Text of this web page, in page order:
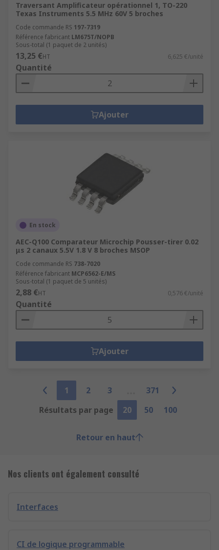
Traversant Amplificateur opérationnel 1, TO-220
Texas Instruments 5.5 MHz 60V 5 broches
Code commande RS 197-7319
Référence fabricant LM675T/NOPB
Sous-total (1 paquet de 2 unités)
13,25 €HT 6,625 €/unité
Quantité
Ajouter
En stock
AEC-Q100 Comparateur Microchip Pousser-tirer 0.02
μs 2 canaux 5.5V 1.8 V 8 broches MSOP
Code commande RS 738-7020
Référence fabricant MCP6562-E/MS
Sous-total (1 paquet de 5 unités)
2,88 €HT 0,576 €/unité
Quantité
Ajouter
1 2 3
371
Résultats par page
20 50 100
Retour en haut
Nos clients ont également consulté
Interfaces
CI de logique programmable